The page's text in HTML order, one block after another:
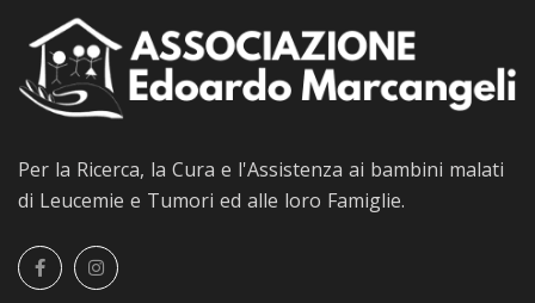
Per la Ricerca, la Cura e l'Assistenza ai bambini malati
di Leucemie e Tumori ed alle loro Famiglie.